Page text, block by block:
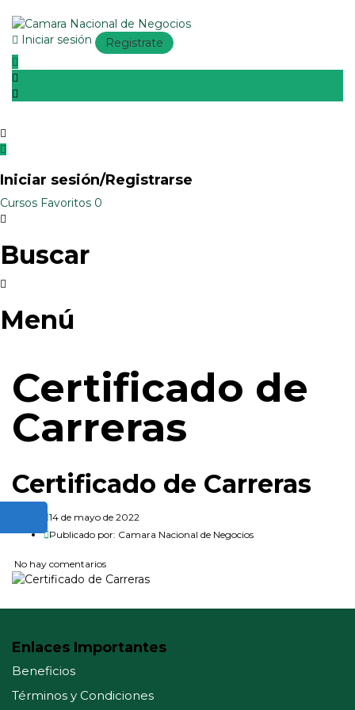
Iniciar sesión Registrate
Iniciar sesión/Registrarse
Cursos Favoritos 0
Buscar
Menú
Certificado de
Carreras
Certificado de Carreras
14 de mayo de 2022
Publicado por: Camara Nacional de Negocios
No hay comentarios
Enlaces Importantes
Beneficios
Términos y Condiciones